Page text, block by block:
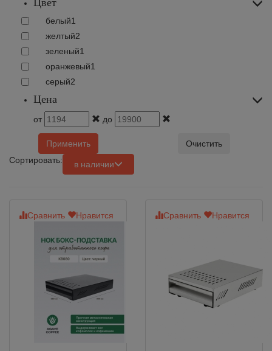
Цвет
белый1
желтый2
зеленый1
оранжевый1
серый2
Цена
от до
Применить
Очистить
Сортировать:
в наличии
Сравнить Нравится Сравнить Нравится